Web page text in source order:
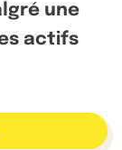
une
actifs